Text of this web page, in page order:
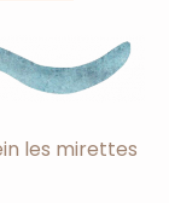
les mirettes